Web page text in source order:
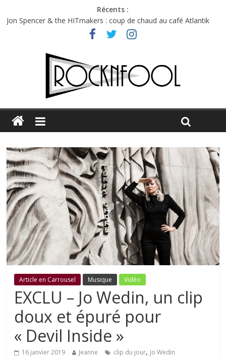
Récents :
Jon Spencer & the HITmakers : coup de chaud au café Atlantik
Hellfest 2026 vendredi : température et émotions en hausse
Hellfest 2026 jeudi : impossible de choisir entre chaleur et bonne
Première édition du Midgard Festival : entre bière, métal et
Charlie Puth à l’Olympia : la leçon de pop du Professeur Puth
Article en Carrousel Musique Vidéo
EXCLU – Jo Wedin, un clip
doux et épuré pour
« Devil Inside »
16 janvier 2019 Jeanne clip du jour, Jo Wedin